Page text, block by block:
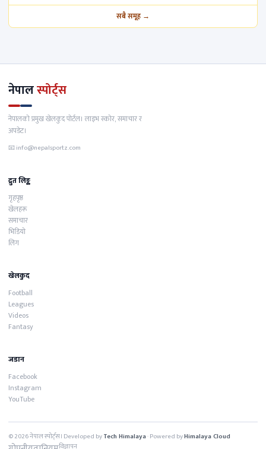
सबै समूह →
नेपालस्पोर्ट्स
नेपालको प्रमुख खेलकुद पोर्टल। लाइभ स्कोर, समाचार र
अपडेट।
📧info@nepalsportz.com
द्रुत लिङ्क
गृहपृष्ठ
खेलहरू
समाचार
भिडियो
लिग
खेलकुद
Football
Leagues
Videos
Fantasy
जडान
Facebook
Instagram
YouTube
© 2026 नेपाल स्पोर्ट्स। Developed byTech Himalaya· Powered byHimalaya Cloud
विज्ञापन